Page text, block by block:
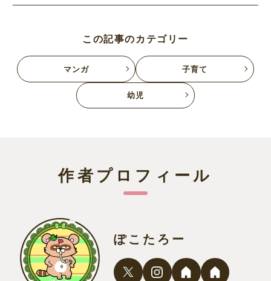
この記事のカテゴリー
マンガ 子育て
幼児
作者プロフィール
ぽこたろー